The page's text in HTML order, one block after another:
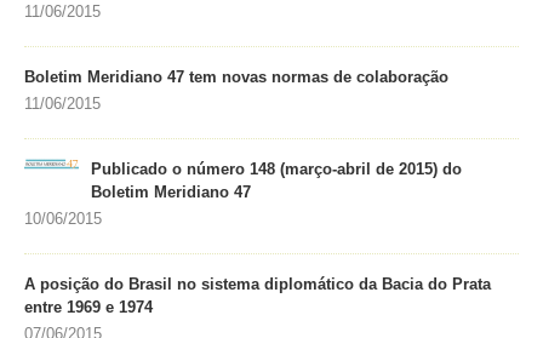
11/06/2015
Boletim Meridiano 47 tem novas normas de colaboração
11/06/2015
Publicado o número 148 (março-abril de 2015) do
Boletim Meridiano 47
10/06/2015
A posição do Brasil no sistema diplomático da Bacia do Prata
entre 1969 e 1974
07/06/2015